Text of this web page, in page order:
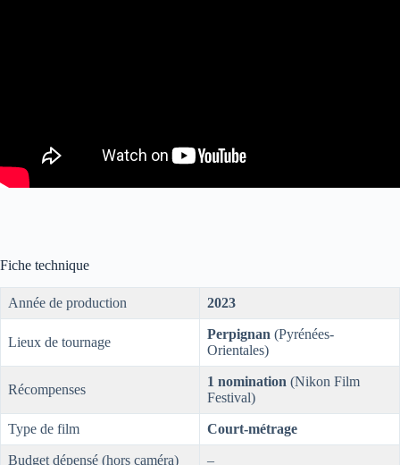
Fiche technique
Année de production 2023
Lieux de tournage
Perpignan (Pyrénées-
Orientales)
Récompenses
1 nomination (Nikon Film
Festival)
Type de film Court-métrage
Budget dépensé (hors caméra) –